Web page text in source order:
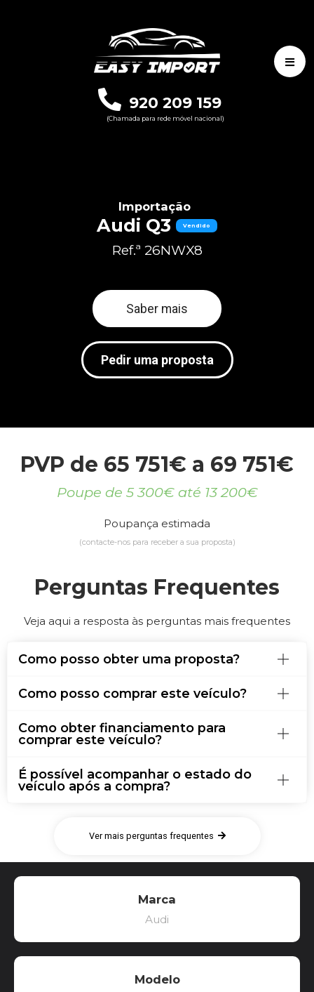
920 209 159
(Chamada para rede móvel nacional)
Importação
Audi Q3 Vendido
Ref.ª 26NWX8
Saber mais
Pedir uma proposta
PVP de 65 751€ a 69 751€
Poupe de 5 300€ até 13 200€
Poupança estimada
(contacte-nos para receber a sua proposta)
Perguntas Frequentes
Veja aqui a resposta às perguntas mais frequentes
Como posso obter uma proposta?
Como posso comprar este veículo?
Como obter financiamento para
comprar este veículo?
É possível acompanhar o estado do
veículo após a compra?
Ver mais perguntas frequentes
Marca
Audi
Modelo